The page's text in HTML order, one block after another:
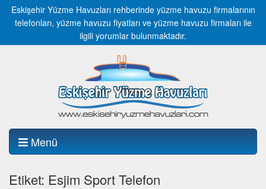
Eskişehir Yüzme Havuzları rehberinde yüzme havuzu firmalarının
telefonları, yüzme havuzu fiyatları ve yüzme havuzu firmaları ile
ilgili yorumlar bulunmaktadır.
Menü
Etiket: Esjim Sport Telefon